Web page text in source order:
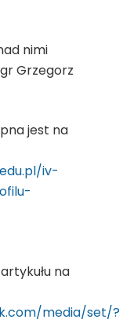
nimi
Grzegorz
jest na
iv-
na
media/set/?